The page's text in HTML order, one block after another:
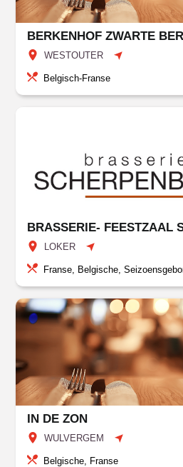
BERKENHOF ZWARTE
WESTOUTER
Belgisch-Franse
LOKER
Franse, Belgische,
IN DE ZON
WULVERGEM
Belgische, Franse